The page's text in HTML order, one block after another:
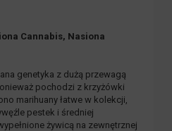
Cannabis, Nasiona
genetyka z dużą przewagą
pochodzi z krzyżówki
marihuany łatwe w kolekcji,
pestek i średniej
żywicą na zewnętrznej